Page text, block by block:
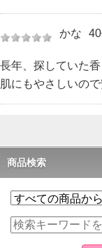
かな
長年、探していた
肌にもやさしいの
商品検索